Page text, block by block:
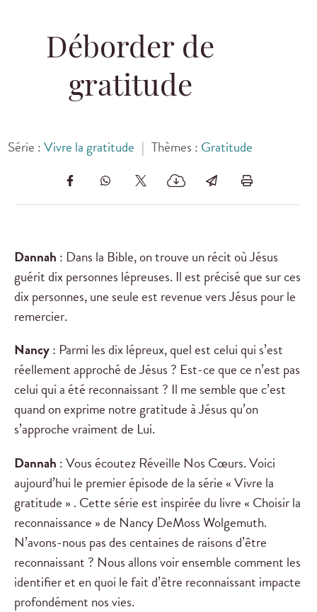
Déborder de
gratitude
Série :Vivre la gratitude | Thèmes : Gratitude
Dannah : Dans la Bible, on trouve un récit où Jésus
guérit dix personnes lépreuses. Il est précisé que sur ces
dix personnes, une seule est revenue vers Jésus pour le
remercier.
Nancy: Parmi les dix lépreux, quel est celui qui s’est
réellement approché de Jésus ? Est-ce que ce n’est pas
celui qui a été reconnaissant ? Il me semble que c’est
quand on exprime notre gratitude à Jésus qu’on
s’approche vraiment de Lui.
Dannah :Vous écoutez Réveille Nos Cœurs. Voici
aujourd’hui le premier épisode de la série « Vivre la
gratitude » . Cette série est inspirée du livre « Choisir la
reconnaissance » de Nancy DeMoss Wolgemuth.
N’avons-nous pas des centaines de raisons d’être
reconnaissant ? Nous allons voir ensemble comment les
identifier et en quoi le fait d’être reconnaissant impacte
profondément nos vies.